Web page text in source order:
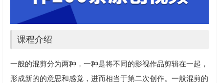
课程介绍
一般的混剪分为两种，一种是将不同的影视作品剪辑在一起，
形成新的的意思和感觉，进而相当于第二次创作。一般混剪的